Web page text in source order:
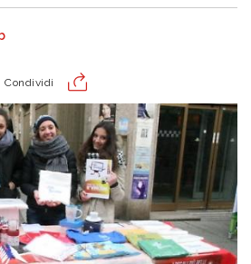
Condividi